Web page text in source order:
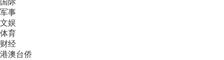
国际
军事
文娱
体育
财经
港澳台侨